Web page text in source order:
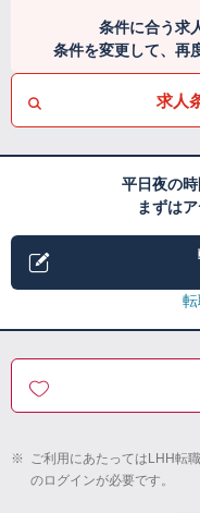
条件に合う求
条件を変更して、再
求人
平日夜の
まずは
※ ご利用にあたってはLHH転
のログインが必要です。